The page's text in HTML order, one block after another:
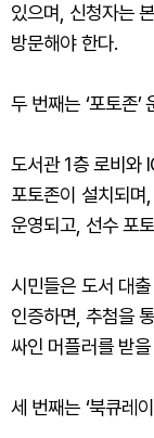
있으며, 신청자는
방문해야 한다.
두 번째는 ‘포토존’
도서관 1층 로비와
포토존이 설치되며
운영되고, 선수 포
시민들은 도서 대
인증하면, 추첨을
싸인 머플러를 받
세 번째는 ‘북큐레